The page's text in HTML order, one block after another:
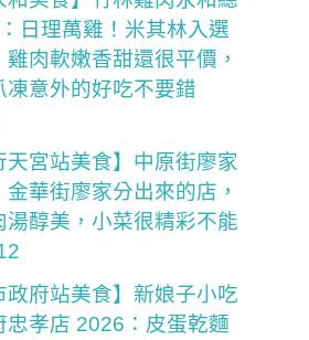
日理萬雞！米其林入選
雞肉軟嫩香甜還很平價，
凍意外的好吃不要錯
天宮站美食】中原街廖家
金華街廖家分出來的店，
湯醇美，小菜很精彩不能
政府站美食】新娘子小吃
忠孝店 2026：皮蛋乾麵